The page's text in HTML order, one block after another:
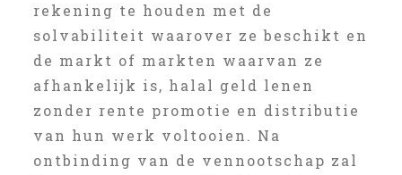
rekening te houden met de
solvabiliteit waarover ze beschikt en
de markt of markten waarvan ze
afhankelijk is, halal geld lenen
zonder rente promotie en distributie
van hun werk voltooien. Na
ontbinding van de vennootschap zal